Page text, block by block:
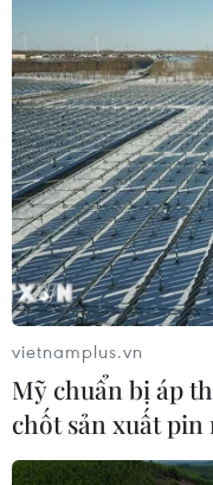
ban Thị trường Mở
thứ 4 trong năm nay
vietnamplus.vn
Mỹ chuẩn bị áp
chốt sản xuất